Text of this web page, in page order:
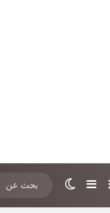
ملخص الموقع RSS
إضافة عمود جانبي
الوضع المظلم